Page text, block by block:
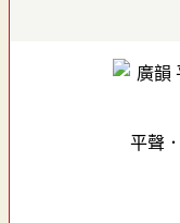
平聲